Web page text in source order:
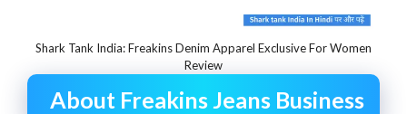
Shark Tank India: Freakins Denim Apparel Exclusive For Women
Review
About Freakins Jeans Business